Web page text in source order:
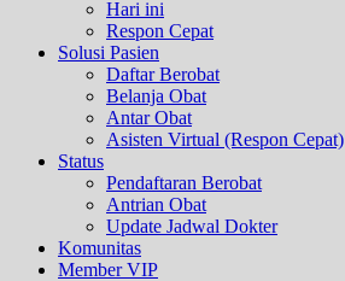
Hari ini
Respon Cepat
Solusi Pasien
Daftar Berobat
Belanja Obat
Antar Obat
Asisten Virtual (Respon Cepat)
Status
Pendaftaran Berobat
Antrian Obat
Update Jadwal Dokter
Komunitas
Member VIP